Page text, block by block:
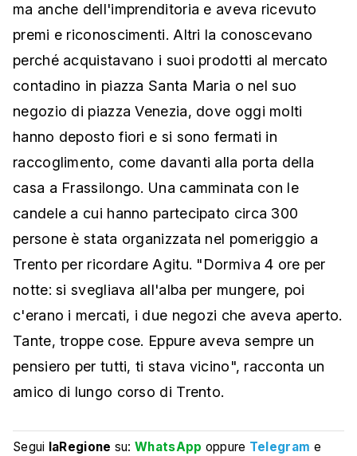
ma anche dell'imprenditoria e aveva ricevuto
premi e riconoscimenti. Altri la conoscevano
perché acquistavano i suoi prodotti al mercato
contadino in piazza Santa Maria o nel suo
negozio di piazza Venezia, dove oggi molti
hanno deposto fiori e si sono fermati in
raccoglimento, come davanti alla porta della
casa a Frassilongo. Una camminata con le
candele a cui hanno partecipato circa 300
persone è stata organizzata nel pomeriggio a
Trento per ricordare Agitu. "Dormiva 4 ore per
notte: si svegliava all'alba per mungere, poi
c'erano i mercati, i due negozi che aveva aperto.
Tante, troppe cose. Eppure aveva sempre un
pensiero per tutti, ti stava vicino", racconta un
amico di lungo corso di Trento.
Segui laRegione su:WhatsApp oppure Telegram e